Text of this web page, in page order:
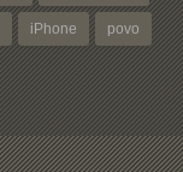
iPhone povo